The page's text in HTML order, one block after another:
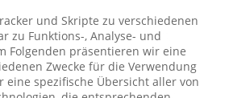
und Skripte zu verschiedenen
zu Funktions-, Analyse- und
Folgenden präsentieren wir eine
Zwecke für die Verwendung
eine spezifische Übersicht aller von